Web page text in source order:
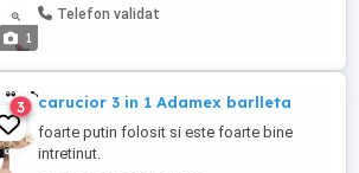
1
Telefon validat
3 carucior 3 in 1 Adamex barlleta
foarte putin folosit si este foarte bine
intretinut.